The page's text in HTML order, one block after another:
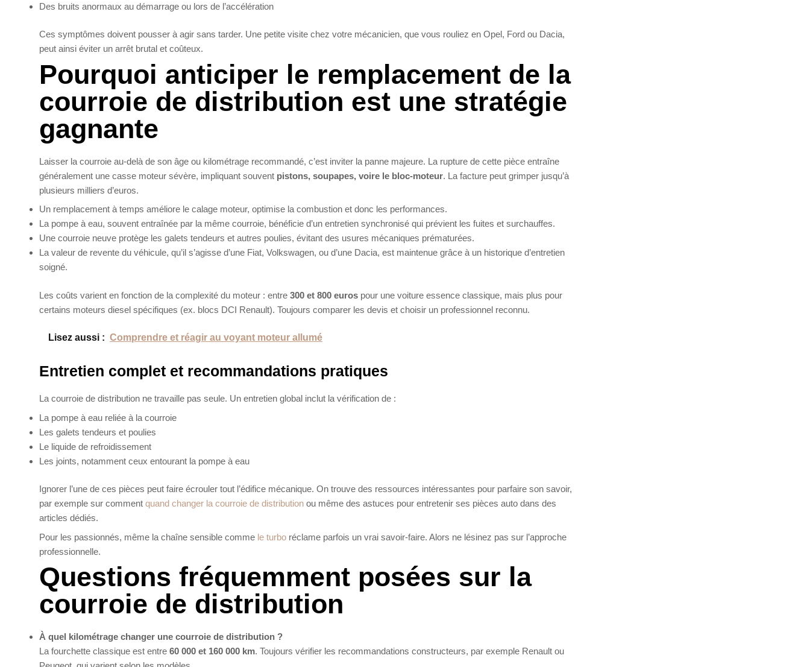
Des bruits anormaux au démarrage ou lors de l’accélération
Ces symptômes doivent pousser à agir sans tarder. Une petite visite chez votre mécanicien, que vous rouliez en Opel, Ford ou Dacia,
peut ainsi éviter un arrêt brutal et coûteux.
Pourquoi anticiper le remplacement de la
courroie de distribution est une stratégie
gagnante
Laisser la courroie au-delà de son âge ou kilométrage recommandé, c’est inviter la panne majeure. La rupture de cette pièce entraîne
généralement une casse moteur sévère, impliquant souvent pistons, soupapes, voire le bloc-moteur. La facture peut grimper jusqu’à
plusieurs milliers d’euros.
Un remplacement à temps améliore le calage moteur, optimise la combustion et donc les performances.
La pompe à eau, souvent entraînée par la même courroie, bénéficie d’un entretien synchronisé qui prévient les fuites et surchauffes.
Une courroie neuve protège les galets tendeurs et autres poulies, évitant des usures mécaniques prématurées.
La valeur de revente du véhicule, qu’il s’agisse d’une Fiat, Volkswagen, ou d’une Dacia, est maintenue grâce à un historique d’entretien
soigné.
Les coûts varient en fonction de la complexité du moteur : entre 300 et 800 euros pour une voiture essence classique, mais plus pour
certains moteurs diesel spécifiques (ex. blocs DCI Renault). Toujours comparer les devis et choisir un professionnel reconnu.
Lisez aussi : Comprendre et réagir au voyant moteur allumé
Entretien complet et recommandations pratiques
La courroie de distribution ne travaille pas seule. Un entretien global inclut la vérification de :
La pompe à eau reliée à la courroie
Les galets tendeurs et poulies
Le liquide de refroidissement
Les joints, notamment ceux entourant la pompe à eau
Ignorer l’une de ces pièces peut faire écrouler tout l’édifice mécanique. On trouve des ressources intéressantes pour parfaire son savoir,
par exemple sur comment quand changer la courroie de distribution ou même des astuces pour entretenir ses pièces auto dans des
articles dédiés.
Pour les passionnés, même la chaîne sensible comme le turbo réclame parfois un vrai savoir-faire. Alors ne lésinez pas sur l’approche
professionnelle.
Questions fréquemment posées sur la
courroie de distribution
À quel kilométrage changer une courroie de distribution ?
La fourchette classique est entre 60 000 et 160 000 km. Toujours vérifier les recommandations constructeurs, par exemple Renault ou